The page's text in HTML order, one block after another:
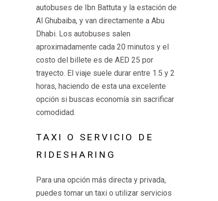
autobuses de Ibn Battuta y la estación de
Al Ghubaiba, y van directamente a Abu
Dhabi. Los autobuses salen
aproximadamente cada 20 minutos y el
costo del billete es de AED 25 por
trayecto. El viaje suele durar entre 1.5 y 2
horas, haciendo de esta una excelente
opción si buscas economía sin sacrificar
comodidad.
TAXI O SERVICIO DE
RIDESHARING
Para una opción más directa y privada,
puedes tomar un taxi o utilizar servicios